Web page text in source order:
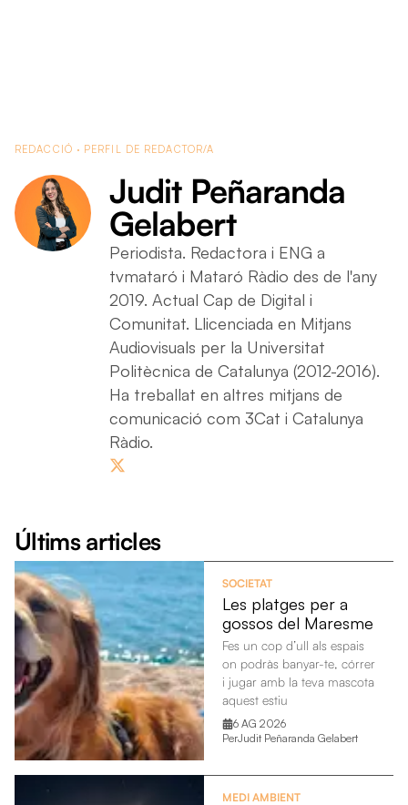
Judit Peñaranda
REDACCIÓ · PERFIL DE REDACTOR/A
Judit Peñaranda
Gelabert
Periodista. Redactora i ENG a
tvmataró i Mataró Ràdio des de l'any
2019. Actual Cap de Digital i
Comunitat. Llicenciada en Mitjans
Audiovisuals per la Universitat
Politècnica de Catalunya (2012-2016).
Ha treballat en altres mitjans de
comunicació com 3Cat i Catalunya
Ràdio.
Últims articles
SOCIETAT
Les platges per a
gossos del Maresme
Fes un cop d’ull als espais
on podràs banyar-te, córrer
i jugar amb la teva mascota
aquest estiu
6 AG 2026
PerJudit Peñaranda Gelabert
MEDI AMBIENT